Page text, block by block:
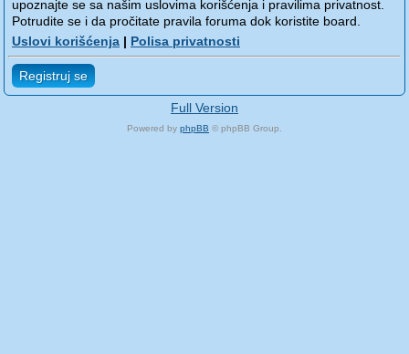
upoznajte se sa našim uslovima korišćenja i pravilima privatnost.
Potrudite se i da pročitate pravila foruma dok koristite board.
Uslovi korišćenja | Polisa privatnosti
Registruj se
Full Version
Powered by phpBB © phpBB Group.